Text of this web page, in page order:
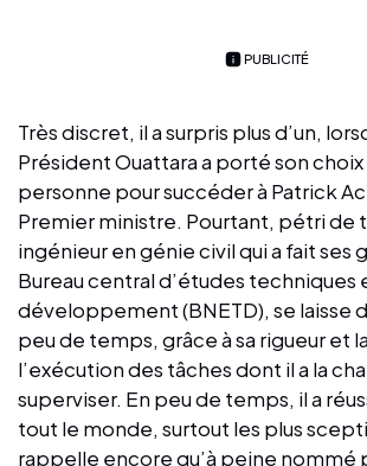
PUBLICITÉ
Très discret, il a surpris plus d’un,
Président Ouattara a porté son choix
personne pour succéder à Patrick
Premier ministre. Pourtant, pétri de
ingénieur en génie civil qui a fait ses
Bureau central d’études techniques
développement (BNETD), se laisse
peu de temps, grâce à sa rigueur et
l’exécution des tâches dont il a la
superviser. En peu de temps, il a
tout le monde, surtout les plus
rappelle encore qu’à peine nommé